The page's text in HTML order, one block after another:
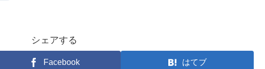
シェアする
Facebook はてブ